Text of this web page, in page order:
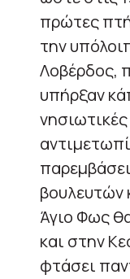
πρώτες
την
Λοβέρδος,
υπήρξαν
βουλευτών
Άγιο Φως
και στην
φτάσει